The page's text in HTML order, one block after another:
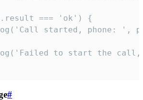
=== 'ok') {
started, phone: ',
to start the
#